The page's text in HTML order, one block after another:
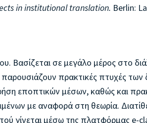
in institutional translation. Berlin:
Βασίζεται σε μεγάλο μέρος στο
παρουσιάζουν πρακτικές πτυχές
εποπτικών μέσων, καθώς και
με αναφορά στη θεωρία.
γίνεται μέσω της πλατφόρμας e-